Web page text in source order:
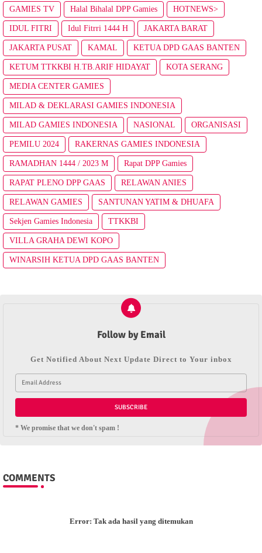
GAMIES TV Halal Bihalal DPP Gamies HOTNEWS>
IDUL FITRI Idul Fitrri 1444 H JAKARTA BARAT
JAKARTA PUSAT KAMAL KETUA DPD GAAS BANTEN
KETUM TTKKBI H.TB.ARIF HIDAYAT KOTA SERANG
MEDIA CENTER GAMIES
MILAD & DEKLARASI GAMIES INDONESIA
MILAD GAMIES INDONESIA NASIONAL ORGANISASI
PEMILU 2024 RAKERNAS GAMIES INDONESIA
RAMADHAN 1444 / 2023 M Rapat DPP Gamies
RAPAT PLENO DPP GAAS RELAWAN ANIES
RELAWAN GAMIES SANTUNAN YATIM & DHUAFA
Sekjen Gamies Indonesia TTKKBI
VILLA GRAHA DEWI KOPO
WINARSIH KETUA DPD GAAS BANTEN
Follow by Email
Get Notified About Next Update Direct to Your inbox
* We promise that we don't spam !
COMMENTS
Error: Tak ada hasil yang ditemukan